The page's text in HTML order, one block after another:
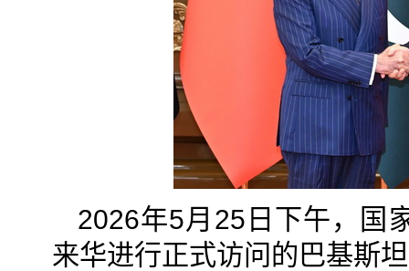
2026年5月25日下午，国
来华进行正式访问的巴基斯